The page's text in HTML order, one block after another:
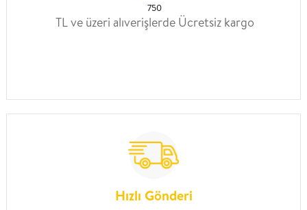
750
TL ve üzeri alıverişlerde Ücretsiz kargo
Hızlı Gönderi